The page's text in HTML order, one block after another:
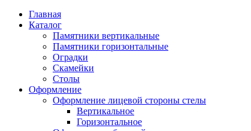
Главная
Каталог
Памятники вертикальные
Памятники горизонтальные
Оградки
Скамейки
Столы
Оформление
Оформление лицевой стороны стелы
Вертикальное
Горизонтальное